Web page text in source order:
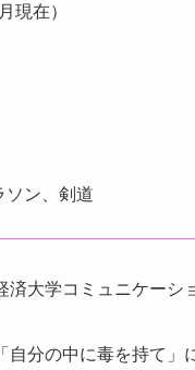
現在）
ソン、剣道
大学コミュニケーシ
分の中に毒を持て」